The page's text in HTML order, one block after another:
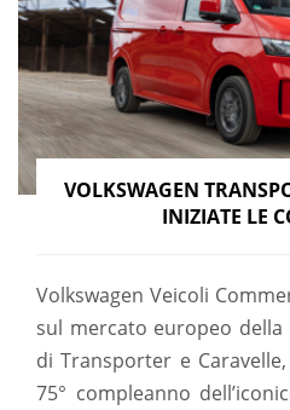
VOLKSWAGEN
INIZIATE LE
Volkswagen Veicoli
sul mercato europeo della
di Transporter e
75° compleanno